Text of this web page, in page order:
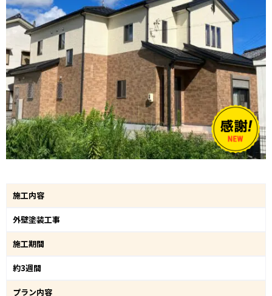
施工内容
外壁塗装工事
施工期間
約3週間
プラン内容